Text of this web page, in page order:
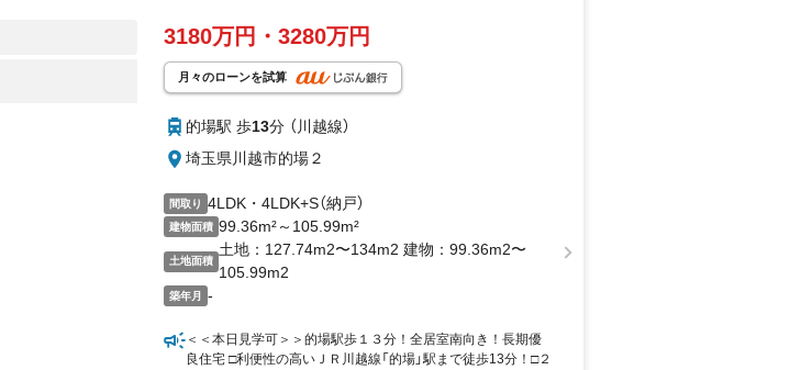
3180万円・3280万円
月々のローンを試算
的場駅 歩13分 （川越線）
埼玉県川越市的場２
間取り 4LDK・4LDK+S（納戸）
建物面積 99.36m²～105.99m²
土地面積
土地：127.74m2〜134m2 建物：99.36m2〜
105.99m2
築年月 -
＜＜本日見学可＞＞的場駅歩１３分！全居室南向き！長期優
良住宅 □利便性の高いＪＲ川越線「的場」駅まで徒歩13分！□２